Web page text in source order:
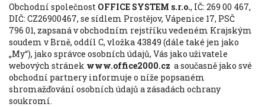
Obchodní společnost OFFICE SYSTEM s.r.o., IČ: 269 00 467,
DIČ: CZ26900467, se sídlem Prostějov, Vápenice 17, PSČ
796 01, zapsaná v obchodním rejstříku vedeném Krajským
soudem v Brně, oddíl C, vložka 43849 (dále také jen jako
„My“), jako správce osobních údajů, Vás jako uživatele
webových stránek www.office2000.cz a současně jako své
obchodní partnery informuje o níže popsaném
shromažďování osobních údajů a zásadách ochrany
soukromí.